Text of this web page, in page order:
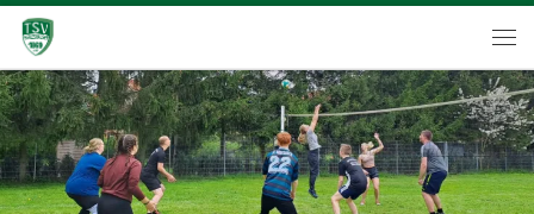
Zum Inhalt springen